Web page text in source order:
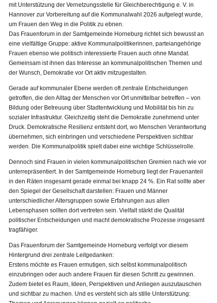
mit Unterstützung der Vernetzungsstelle für Gleichberechtigung e. V. in
Hannover zur Vorbereitung auf die Kommunalwahl 2026 aufgelegt wurde,
um Frauen den Weg in die Politik zu ebnen.
Das Frauenforum in der Samtgemeinde Horneburg richtet sich bewusst an
eine vielfältige Gruppe: aktive Kommunalpolitikerinnen, parteiangehörige
Frauen ebenso wie politisch interessierte Frauen auch ohne Mandat.
Gemeinsam ist ihnen das Interesse an kommunalpolitischen Themen und
der Wunsch, Demokratie vor Ort aktiv mitzugestalten.
Gerade auf kommunaler Ebene werden oft zentrale Entscheidungen
getroffen, die den Alltag der Menschen vor Ort unmittelbar betreffen – von
Bildung oder Betreuung über Stadtentwicklung und Mobilität bis hin zu
sozialer Infrastruktur. Gleichzeitig steht die Demokratie zunehmend unter
Druck. Demokratische Resilienz entsteht dort, wo Menschen Verantwortung
übernehmen, sich einbringen und verschiedene Perspektiven sichtbar
werden. Die Kommunalpolitik spielt dabei eine wichtige Schlüsselrolle.
Dennoch sind Frauen in vielen kommunalpolitischen Gremien nach wie vor
unterrepräsentiert. In der Samtgemeinde Horneburg liegt der Frauenanteil
in den Räten insgesamt gerade einmal bei knapp 24 %. Ein Rat sollte aber
den Spiegel der Gesellschaft darstellen: Frauen und Männer
unterschiedlicher Altersgruppen sowie Erfahrungen aus allen
Lebensphasen sollten dort vertreten sein. Vielfalt stärkt die Qualität
politischer Entscheidungen und macht demokratische Prozesse insgesamt
tragfähiger.
Das Frauenforum der Samtgemeinde Horneburg verfolgt vor diesem
Hintergrund drei zentrale Leitgedanken:
Erstens möchte es Frauen ermutigen, sich selbst kommunalpolitisch
einzubringen oder auch andere Frauen für diesen Schritt zu gewinnen.
Zudem bietet es Raum, Ideen, Perspektiven und Anliegen auszutauschen
und sichtbar zu machen. Und es versteht sich als stille Unterstützung: